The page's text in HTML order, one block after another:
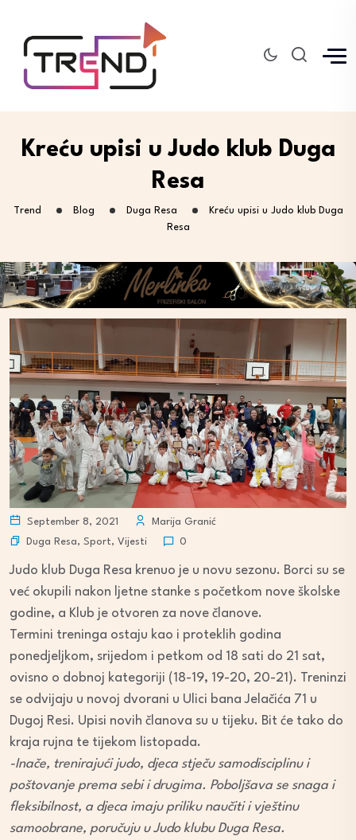
Kreću upisi u Judo klub Duga
Resa
Trend Blog Duga Resa
Kreću upisi u Judo klub Duga
Resa
September 8, 2021
Marija Granić
Duga Resa, Sport, Vijesti 0
Judo klub Duga Resa krenuo je u novu sezonu. Borci su se
već okupili nakon ljetne stanke s početkom nove školske
godine, a Klub je otvoren za nove članove.
Termini treninga ostaju kao i proteklih godina
ponedjeljkom, srijedom i petkom od 18 sati do 21 sat,
ovisno o dobnoj kategoriji (18-19, 19-20, 20-21). Treninzi
se odvijaju u novoj dvorani u Ulici bana Jelačića 71 u
Dugoj Resi. Upisi novih članova su u tijeku. Bit će tako do
kraja rujna te tijekom listopada.
-Inače, trenirajući judo, djeca stječu samodisciplinu i
poštovanje prema sebi i drugima. Poboljšava se snaga i
fleksibilnost, a djeca imaju priliku naučiti i vještinu
samoobrane, poručuju u Judo klubu Duga Resa.